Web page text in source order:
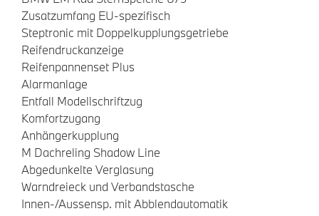
Zusatzumfang EU-spezifisch
Steptronic mit Doppelkupplungsgetriebe
Reifendruckanzeige
Reifenpannenset Plus
Alarmanlage
Entfall Modellschriftzug
Komfortzugang
Anhängerkupplung
M Dachreling Shadow Line
Abgedunkelte Verglasung
Warndreieck und Verbandstasche
Innen-/Aussensp. mit Abblendautomatik